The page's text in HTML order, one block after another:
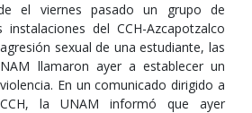
el viernes pasado un grupo de
del CCH-Azcapotzalco
sexual de una estudiante, las
llamaron ayer a establecer un
En un comunicado dirigido a
la UNAM informó que ayer